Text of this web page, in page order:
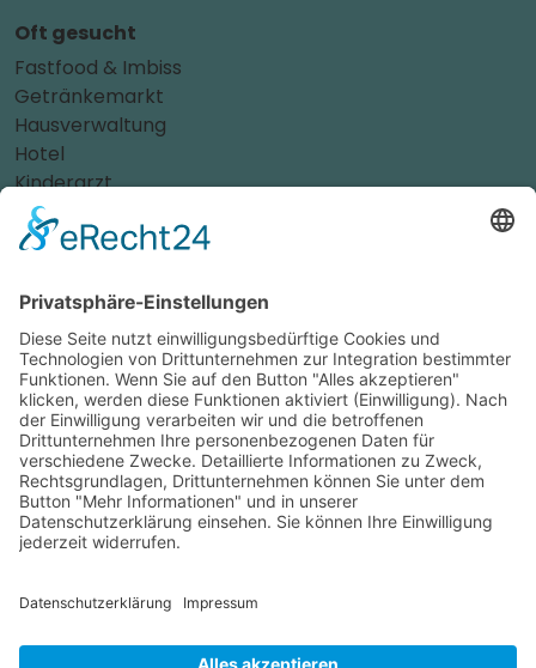
Oft gesucht
Fastfood & Imbiss
Getränkemarkt
Hausverwaltung
Hotel
Kinderarzt
Personalvermittler
Weitere Sportvereine
Zahnarzt
Tennis
Tankstelle
Tierbedarf
Parken
Für Ihr Unternehmen
Sichern Sie sich die Vorteile vondas ist nah! Mit uns
erreichen Sie neue Kunden und bleiben Ihren
Bestandskunden in guter Erinnerung.
Schon ab günstigen 29,- € im Monat.
Jetzt informieren